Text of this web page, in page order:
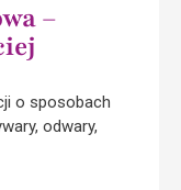
–
o sposobach
odwary,